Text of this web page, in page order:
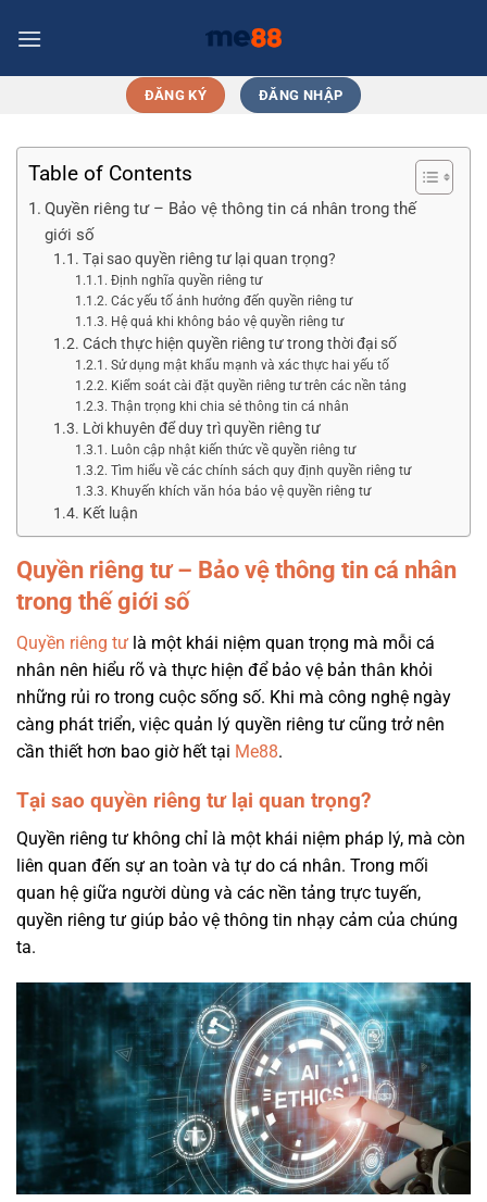
đến
ĐĂNG KÝ ĐĂNG NHẬP
Table of Contents
Quyền riêng tư – Bảo vệ thông tin cá nhân trong thế
giới số
Tại sao quyền riêng tư lại quan trọng?
Định nghĩa quyền riêng tư
Các yếu tố ảnh hưởng đến quyền riêng tư
Hệ quả khi không bảo vệ quyền riêng tư
Cách thực hiện quyền riêng tư trong thời đại số
Sử dụng mật khẩu mạnh và xác thực hai yếu tố
Kiểm soát cài đặt quyền riêng tư trên các nền tảng
Thận trọng khi chia sẻ thông tin cá nhân
Lời khuyên để duy trì quyền riêng tư
Luôn cập nhật kiến thức về quyền riêng tư
Tìm hiểu về các chính sách quy định quyền riêng tư
Khuyến khích văn hóa bảo vệ quyền riêng tư
Kết luận
Quyền riêng tư – Bảo vệ thông tin cá nhân
trong thế giới số
Quyền riêng tư là một khái niệm quan trọng mà mỗi cá
nhân nên hiểu rõ và thực hiện để bảo vệ bản thân khỏi
những rủi ro trong cuộc sống số. Khi mà công nghệ ngày
càng phát triển, việc quản lý quyền riêng tư cũng trở nên
cần thiết hơn bao giờ hết tại Me88.
Tại sao quyền riêng tư lại quan trọng?
Quyền riêng tư không chỉ là một khái niệm pháp lý, mà còn
liên quan đến sự an toàn và tự do cá nhân. Trong mối
quan hệ giữa người dùng và các nền tảng trực tuyến,
quyền riêng tư giúp bảo vệ thông tin nhạy cảm của chúng
ta.